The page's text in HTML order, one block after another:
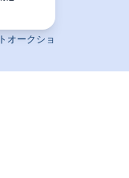
オークショ